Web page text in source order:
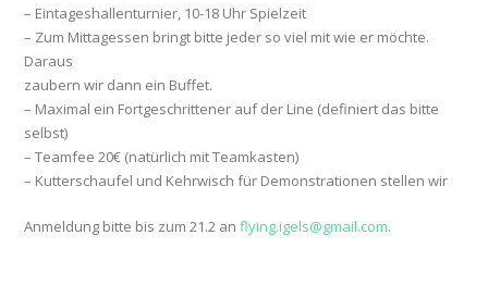
– Eintageshallenturnier, 10-18 Uhr Spielzeit
– Zum Mittagessen bringt bitte jeder so viel mit wie er möchte.
Daraus
zaubern wir dann ein Buffet.
– Maximal ein Fortgeschrittener auf der Line (definiert das bitte
selbst)
– Teamfee 20€ (natürlich mit Teamkasten)
– Kutterschaufel und Kehrwisch für Demonstrationen stellen wir
Anmeldung bitte bis zum 21.2 anflying.igels@gmail.com.